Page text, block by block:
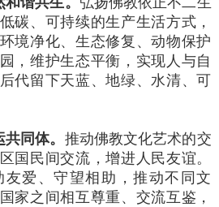
碳、可持续的生产生活方式，
境净化、生态修复、动物保护
，维护生态平衡，实现人与自
代留下天蓝、地绿、水清、可
同体。 推动佛教文化艺术的交
国民间交流，增进人民友谊。
爱、守望相助，推动不同文
家之间相互尊重、交流互鉴，